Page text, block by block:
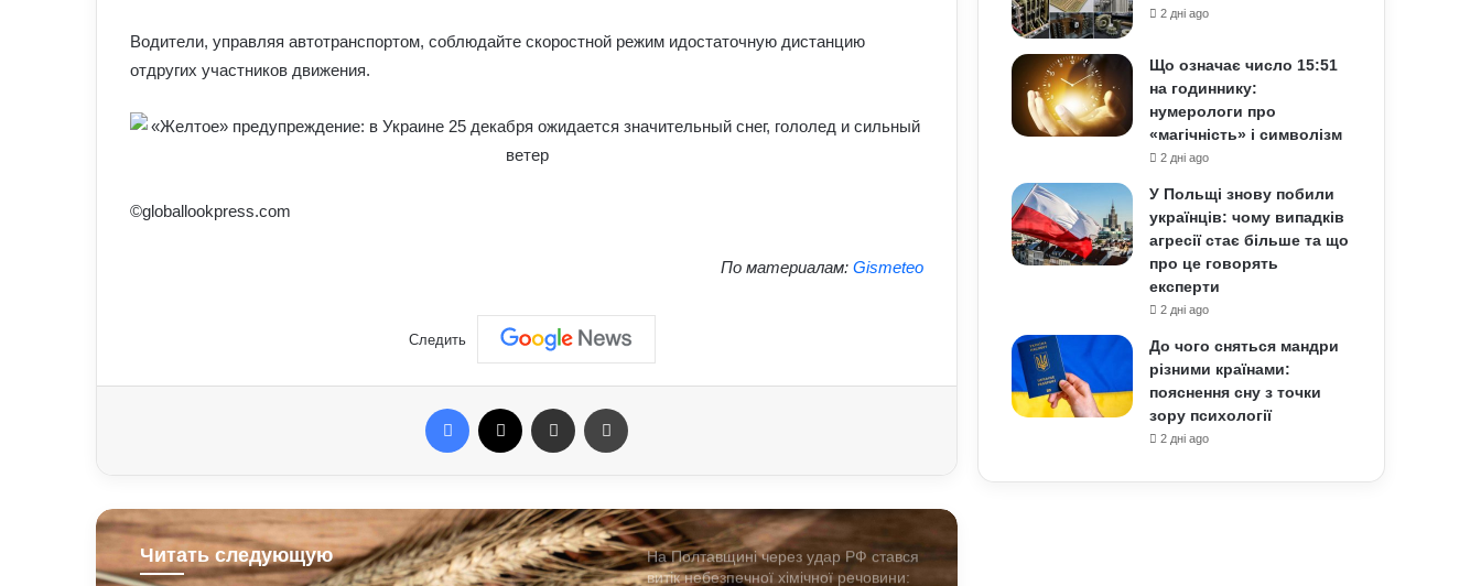
Водители, управляя автотранспортом, соблюдайте скоростной режим идостаточную дистанцию
отдругих участников движения.
©globallookpress.com
По материалам: Gismeteo
Следить
Facebook Отправить e-mail
Читать следующую
Найкращі місця для відпочинку в
секретаря РНБО: стало відомо, яку
На Полтавщині через удар РФ стався
витік небезпечної хімічної речовини:
2 дні ago
Що означає число 15:51
на годиннику:
нумерологи про
«магічність» і символізм
2 дні ago
У Польщі знову побили
українців: чому випадків
агресії стає більше та що
про це говорять
експерти
2 дні ago
До чого сняться мандри
різними країнами:
пояснення сну з точки
зору психології
2 дні ago